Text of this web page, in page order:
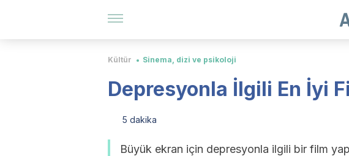
Kültür Sinema, dizi ve psikoloji
Depresyonla İlgili En İyi
5 dakika
Büyük ekran için depresyonla ilgili bir film